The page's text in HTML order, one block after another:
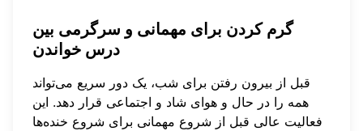
گرم کردن برای مهمانی و سرگرمی بین
درس خواندن
قبل از بیرون رفتن برای شب، یک دور سریع می‌تواند
همه را در حال و هوای شاد و اجتماعی قرار دهد. این
فعالیت عالی قبل از شروع مهمانی برای شروع خنده‌ها